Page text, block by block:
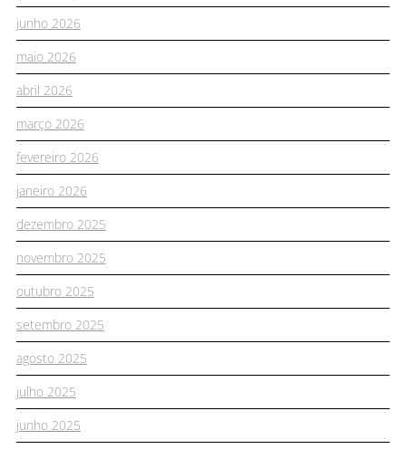
junho 2026
maio 2026
abril 2026
março 2026
fevereiro 2026
janeiro 2026
dezembro 2025
novembro 2025
outubro 2025
setembro 2025
agosto 2025
julho 2025
junho 2025